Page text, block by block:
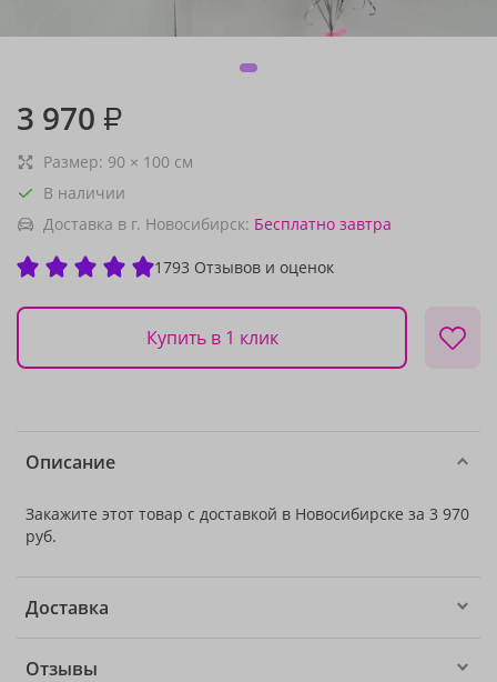
3 970 ₽
Размер: 90 × 100 см
В наличии
Доставка в г. Новосибирск: Бесплатно завтра
1793 Отзывов и оценок
Купить в 1 клик
Описание
Закажите этот товар с доставкой в Новосибирске за 3 970
руб.
Доставка
Отзывы